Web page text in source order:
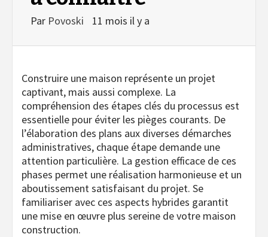
Par Povoski 11 mois il y a
Construire une maison représente un projet
captivant, mais aussi complexe. La
compréhension des étapes clés du processus est
essentielle pour éviter les pièges courants. De
l’élaboration des plans aux diverses démarches
administratives, chaque étape demande une
attention particulière. La gestion efficace de ces
phases permet une réalisation harmonieuse et un
aboutissement satisfaisant du projet. Se
familiariser avec ces aspects hybrides garantit
une mise en œuvre plus sereine de votre maison
construction.